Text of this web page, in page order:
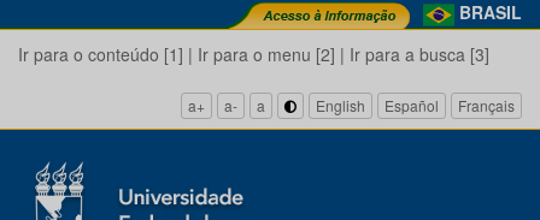
BRASIL
Ir para o conteúdo [1] | Ir para o menu [2] | Ir para a busca [3]
a+ a- a English Español Français